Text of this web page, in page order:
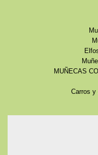
MUÑECAS
Carros y